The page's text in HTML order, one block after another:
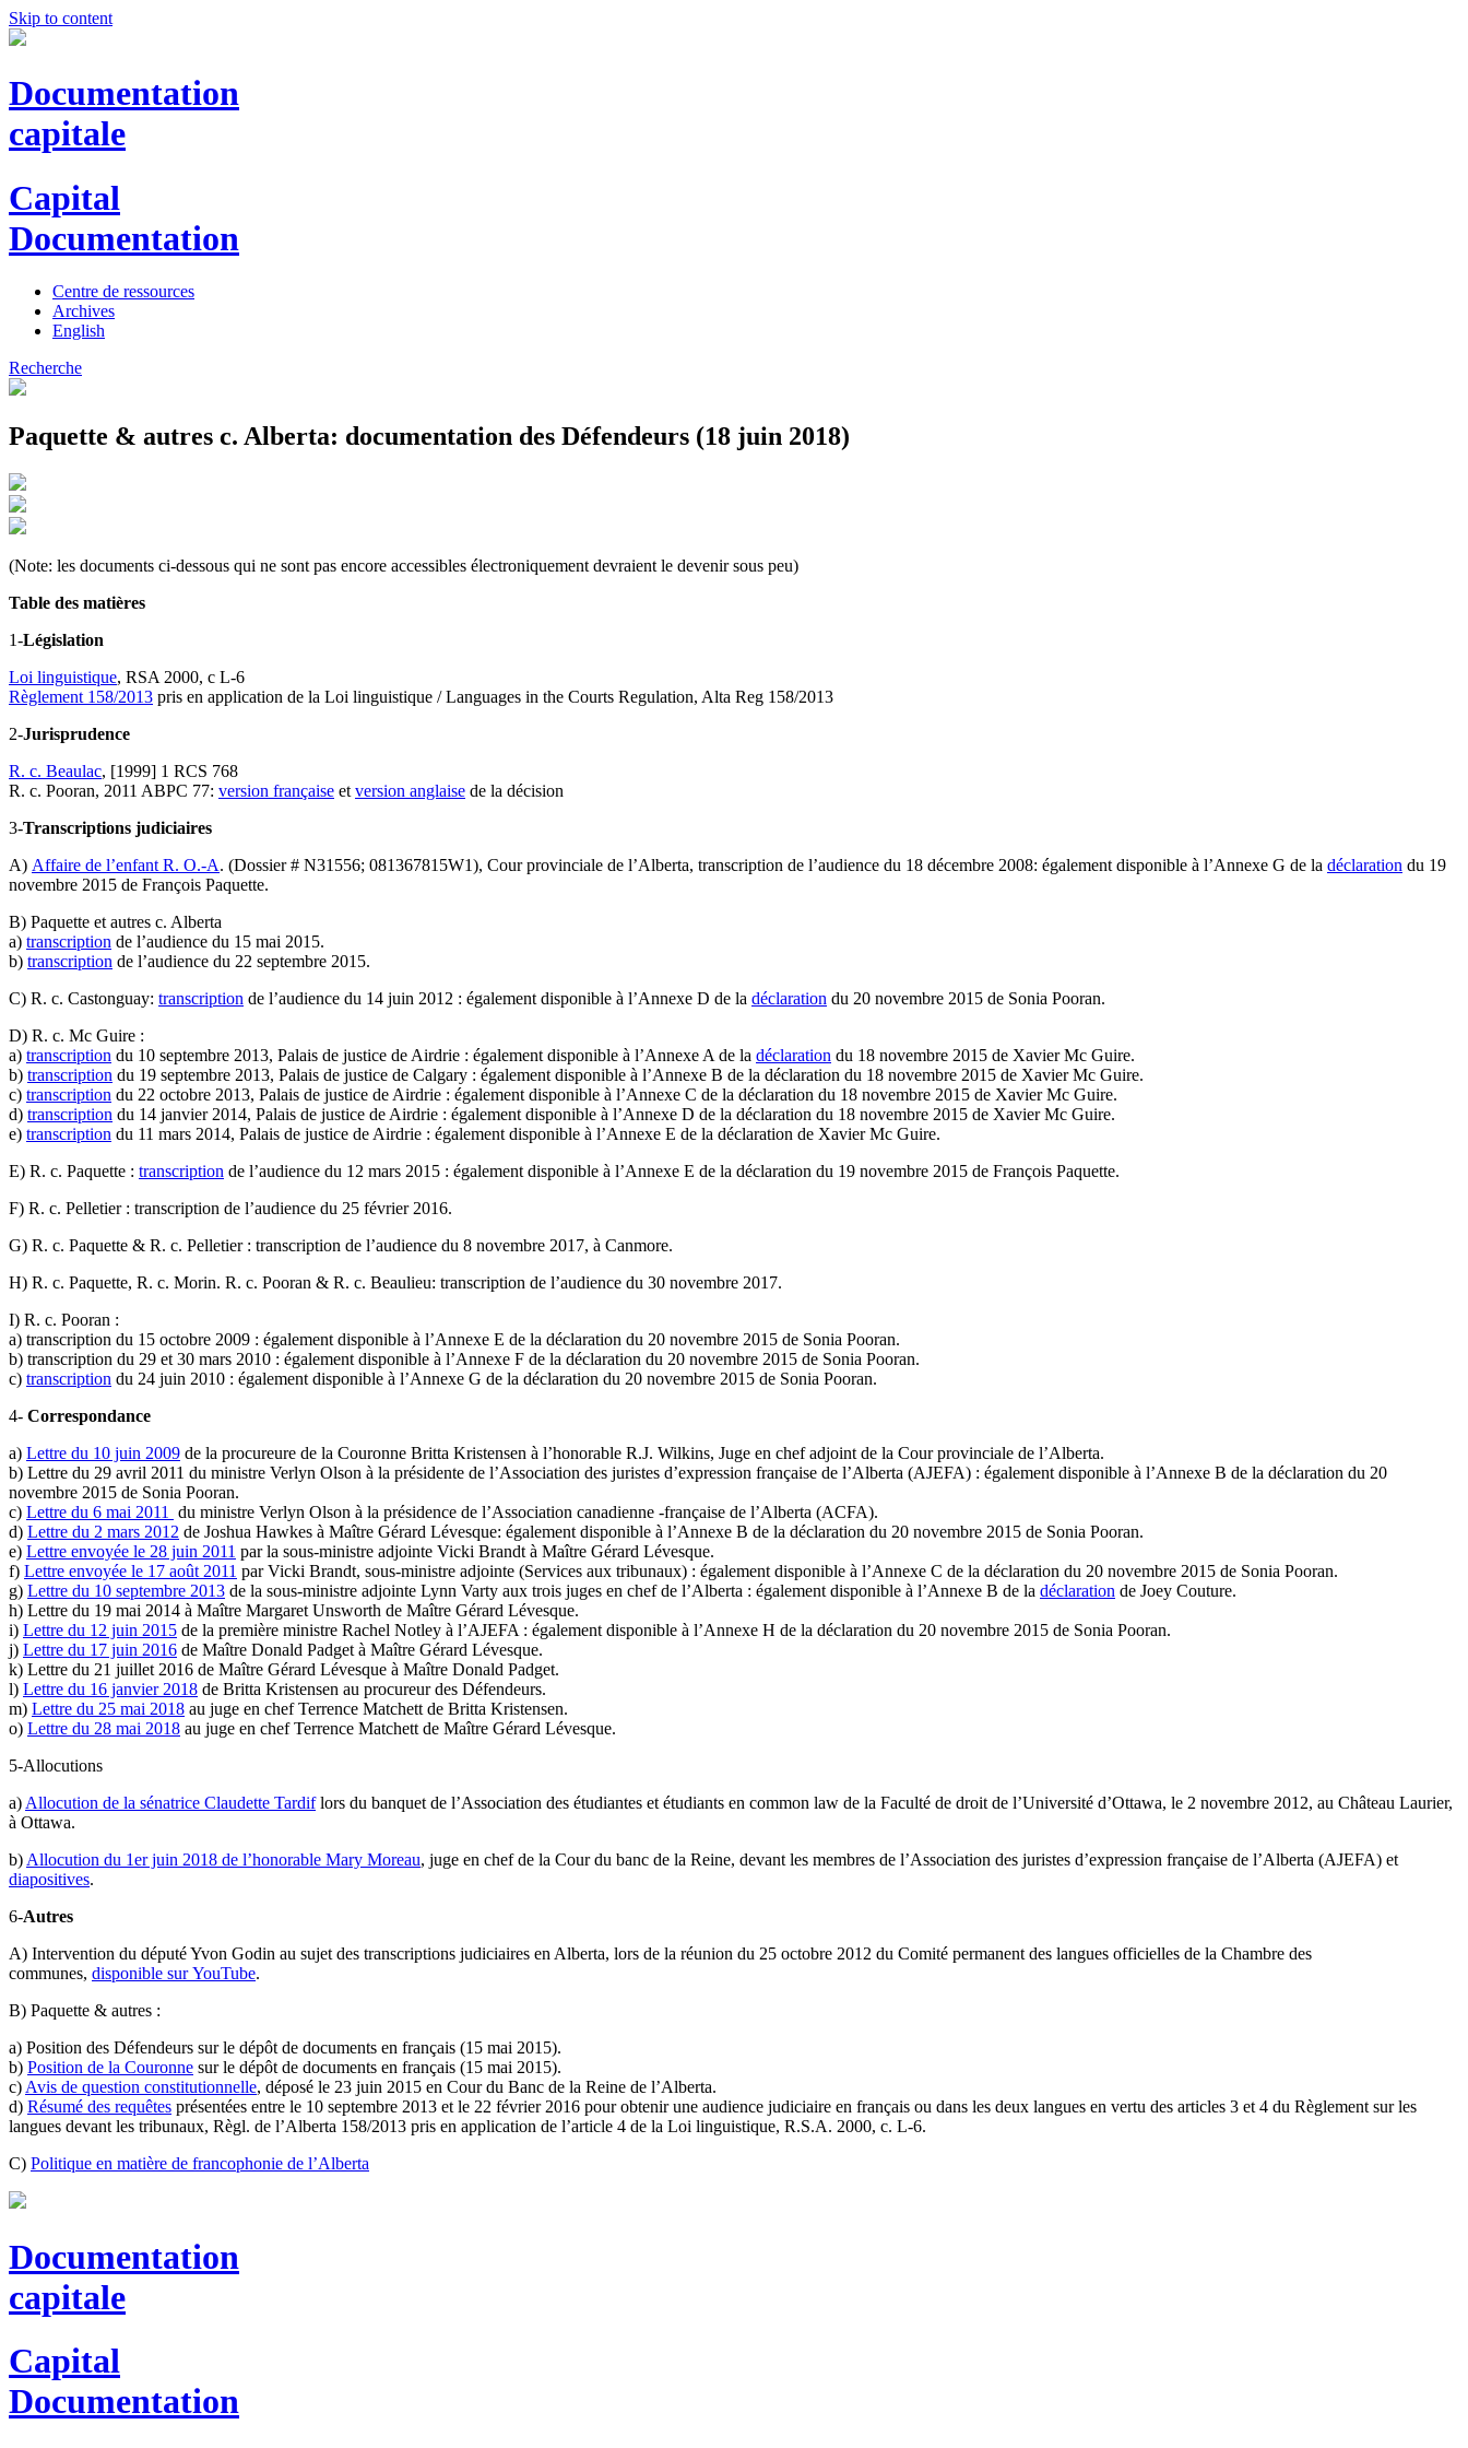
Skip to content
Documentation
capitale
Capital
Documentation
Centre de ressources
Archives
English
Recherche
Paquette & autres c. Alberta: documentation des Défendeurs (18 juin 2018)
(Note: les documents ci-dessous qui ne sont pas encore accessibles électroniquement devraient le devenir sous peu)
Table des matières
1-Législation
Loi linguistique, RSA 2000, c L-6
Règlement 158/2013 pris en application de la Loi linguistique / Languages in the Courts Regulation, Alta Reg 158/2013
2-Jurisprudence
R. c. Beaulac, [1999] 1 RCS 768
R. c. Pooran, 2011 ABPC 77: version française et version anglaise de la décision
3-Transcriptions judiciaires
A) Affaire de l’enfant R. O.-A. (Dossier # N31556; 081367815W1), Cour provinciale de l’Alberta, transcription de l’audience du 18 décembre 2008: également disponible à l’Annexe G de la déclaration du 19
novembre 2015 de François Paquette.
B) Paquette et autres c. Alberta
a) transcription de l’audience du 15 mai 2015.
b) transcription de l’audience du 22 septembre 2015.
C) R. c. Castonguay: transcription de l’audience du 14 juin 2012 : également disponible à l’Annexe D de la déclaration du 20 novembre 2015 de Sonia Pooran.
D) R. c. Mc Guire :
a) transcription du 10 septembre 2013, Palais de justice de Airdrie : également disponible à l’Annexe A de la déclaration du 18 novembre 2015 de Xavier Mc Guire.
b) transcription du 19 septembre 2013, Palais de justice de Calgary : également disponible à l’Annexe B de la déclaration du 18 novembre 2015 de Xavier Mc Guire.
c) transcription du 22 octobre 2013, Palais de justice de Airdrie : également disponible à l’Annexe C de la déclaration du 18 novembre 2015 de Xavier Mc Guire.
d) transcription du 14 janvier 2014, Palais de justice de Airdrie : également disponible à l’Annexe D de la déclaration du 18 novembre 2015 de Xavier Mc Guire.
e) transcription du 11 mars 2014, Palais de justice de Airdrie : également disponible à l’Annexe E de la déclaration de Xavier Mc Guire.
E) R. c. Paquette : transcription de l’audience du 12 mars 2015 : également disponible à l’Annexe E de la déclaration du 19 novembre 2015 de François Paquette.
F) R. c. Pelletier : transcription de l’audience du 25 février 2016.
G) R. c. Paquette & R. c. Pelletier : transcription de l’audience du 8 novembre 2017, à Canmore.
H) R. c. Paquette, R. c. Morin. R. c. Pooran & R. c. Beaulieu: transcription de l’audience du 30 novembre 2017.
I) R. c. Pooran :
a) transcription du 15 octobre 2009 : également disponible à l’Annexe E de la déclaration du 20 novembre 2015 de Sonia Pooran.
b) transcription du 29 et 30 mars 2010 : également disponible à l’Annexe F de la déclaration du 20 novembre 2015 de Sonia Pooran.
c) transcription du 24 juin 2010 : également disponible à l’Annexe G de la déclaration du 20 novembre 2015 de Sonia Pooran.
4- Correspondance
a) Lettre du 10 juin 2009 de la procureure de la Couronne Britta Kristensen à l’honorable R.J. Wilkins, Juge en chef adjoint de la Cour provinciale de l’Alberta.
b) Lettre du 29 avril 2011 du ministre Verlyn Olson à la présidente de l’Association des juristes d’expression française de l’Alberta (AJEFA) : également disponible à l’Annexe B de la déclaration du 20
novembre 2015 de Sonia Pooran.
c) Lettre du 6 mai 2011
du ministre Verlyn Olson à la présidence de l’Association canadienne -française de l’Alberta (ACFA).
d) Lettre du 2 mars 2012 de Joshua Hawkes à Maître Gérard Lévesque: également disponible à l’Annexe B de la déclaration du 20 novembre 2015 de Sonia Pooran.
e) Lettre envoyée le 28 juin 2011 par la sous-ministre adjointe Vicki Brandt à Maître Gérard Lévesque.
f) Lettre envoyée le 17 août 2011 par Vicki Brandt, sous-ministre adjointe (Services aux tribunaux) : également disponible à l’Annexe C de la déclaration du 20 novembre 2015 de Sonia Pooran.
g) Lettre du 10 septembre 2013 de la sous-ministre adjointe Lynn Varty aux trois juges en chef de l’Alberta : également disponible à l’Annexe B de la déclaration de Joey Couture.
h) Lettre du 19 mai 2014 à Maître Margaret Unsworth de Maître Gérard Lévesque.
i) Lettre du 12 juin 2015 de la première ministre Rachel Notley à l’AJEFA : également disponible à l’Annexe H de la déclaration du 20 novembre 2015 de Sonia Pooran.
j) Lettre du 17 juin 2016 de Maître Donald Padget à Maître Gérard Lévesque.
k) Lettre du 21 juillet 2016 de Maître Gérard Lévesque à Maître Donald Padget.
l) Lettre du 16 janvier 2018 de Britta Kristensen au procureur des Défendeurs.
m) Lettre du 25 mai 2018 au juge en chef Terrence Matchett de Britta Kristensen.
o) Lettre du 28 mai 2018 au juge en chef Terrence Matchett de Maître Gérard Lévesque.
5-Allocutions
a) Allocution de la sénatrice Claudette Tardiflors du banquet de l’Association des étudiantes et étudiants en common law de la Faculté de droit de l’Université d’Ottawa, le 2 novembre 2012, au Château Laurier,
à Ottawa.
b) Allocution du 1er juin 2018 de l’honorable Mary Moreau, juge en chef de la Cour du banc de la Reine, devant les membres de l’Association des juristes d’expression française de l’Alberta (AJEFA) et
diapositives.
6-Autres
A) Intervention du député Yvon Godin au sujet des transcriptions judiciaires en Alberta, lors de la réunion du 25 octobre 2012 du Comité permanent des langues officielles de la Chambre des
communes, disponible sur YouTube.
B) Paquette & autres :
a) Position des Défendeurs sur le dépôt de documents en français (15 mai 2015).
b) Position de la Couronne sur le dépôt de documents en français (15 mai 2015).
c) Avis de question constitutionnelle, déposé le 23 juin 2015 en Cour du Banc de la Reine de l’Alberta.
d) Résumé des requêtes présentées entre le 10 septembre 2013 et le 22 février 2016 pour obtenir une audience judiciaire en français ou dans les deux langues en vertu des articles 3 et 4 du Règlement sur les
langues devant les tribunaux, Règl. de l’Alberta 158/2013 pris en application de l’article 4 de la Loi linguistique, R.S.A. 2000, c. L-6.
C) Politique en matière de francophonie de l’Alberta
Documentation
capitale
Capital
Documentation